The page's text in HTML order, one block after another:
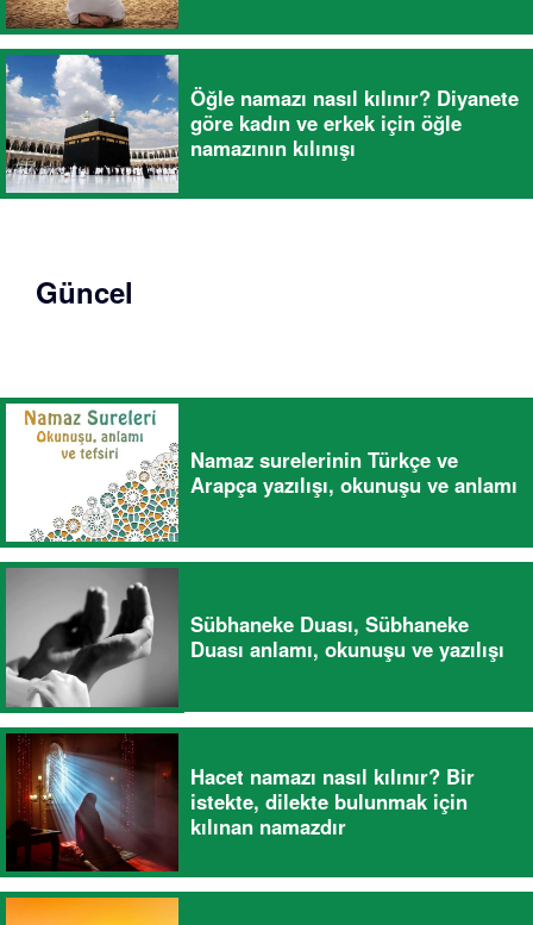
Öğle namazı nasıl kılınır? Diyanete
göre kadın ve erkek için öğle
namazının kılınışı
Güncel
Namaz surelerinin Türkçe ve
Arapça yazılışı, okunuşu ve anlamı
Sübhaneke Duası, Sübhaneke
Duası anlamı, okunuşu ve yazılışı
Hacet namazı nasıl kılınır? Bir
istekte, dilekte bulunmak için
kılınan namazdır